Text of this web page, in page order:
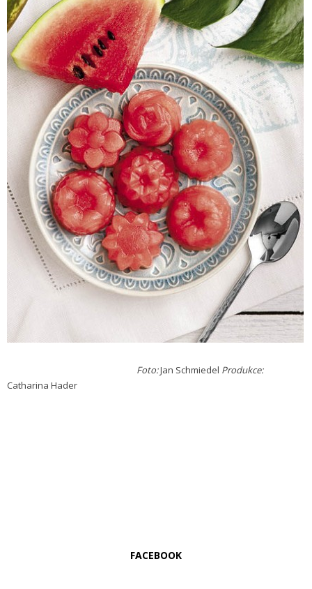
Foto:Jan Schmiedel Produkce:
Catharina Hader
FACEBOOK